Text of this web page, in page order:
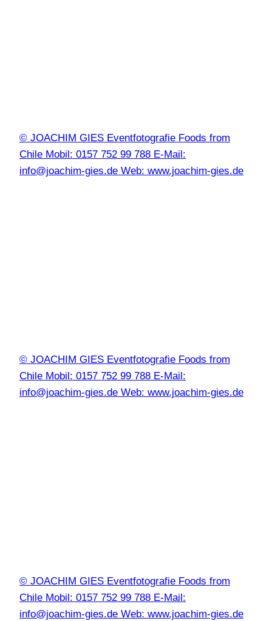
© JOACHIM GIES Eventfotografie Foods from
Chile Mobil: 0157 752 99 788 E-Mail:
info@joachim-gies.de Web: www.joachim-gies.de
© JOACHIM GIES Eventfotografie Foods from
Chile Mobil: 0157 752 99 788 E-Mail:
info@joachim-gies.de Web: www.joachim-gies.de
© JOACHIM GIES Eventfotografie Foods from
Chile Mobil: 0157 752 99 788 E-Mail:
info@joachim-gies.de Web: www.joachim-gies.de